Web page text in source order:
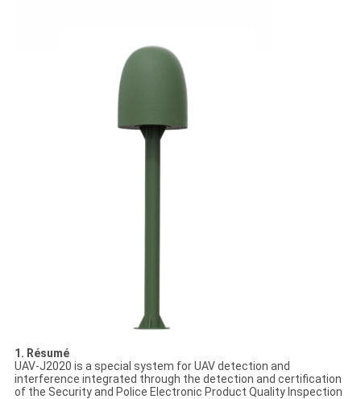
1. Résumé
UAV-J2020 is a special system for UAV detection and
interference integrated through the detection and certification
of the Security and Police Electronic Product Quality Inspection